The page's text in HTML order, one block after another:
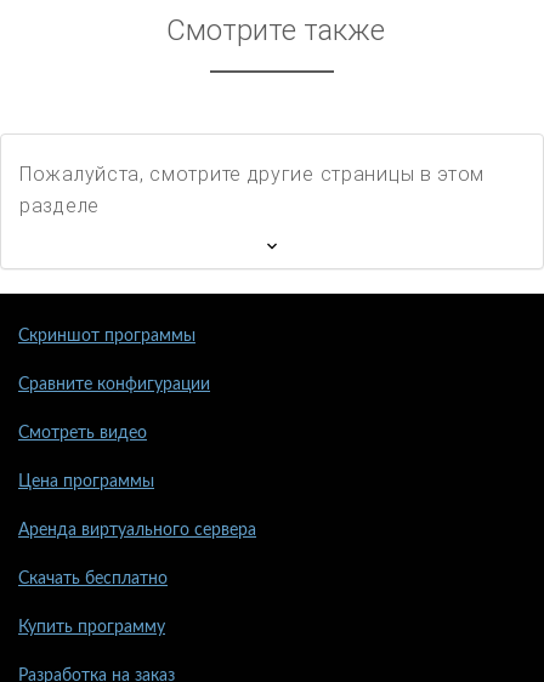
Смотрите также
Пожалуйста, смотрите другие страницы в этом
разделе
Скриншот программы
Сравните конфигурации
Смотреть видео
Цена программы
Аренда виртуального сервера
Скачать бесплатно
Купить программу
Разработка на заказ